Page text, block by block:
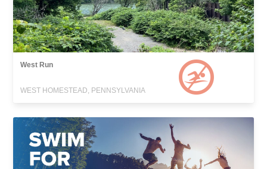
West Run
WEST HOMESTEAD, PENNSYLVANIA